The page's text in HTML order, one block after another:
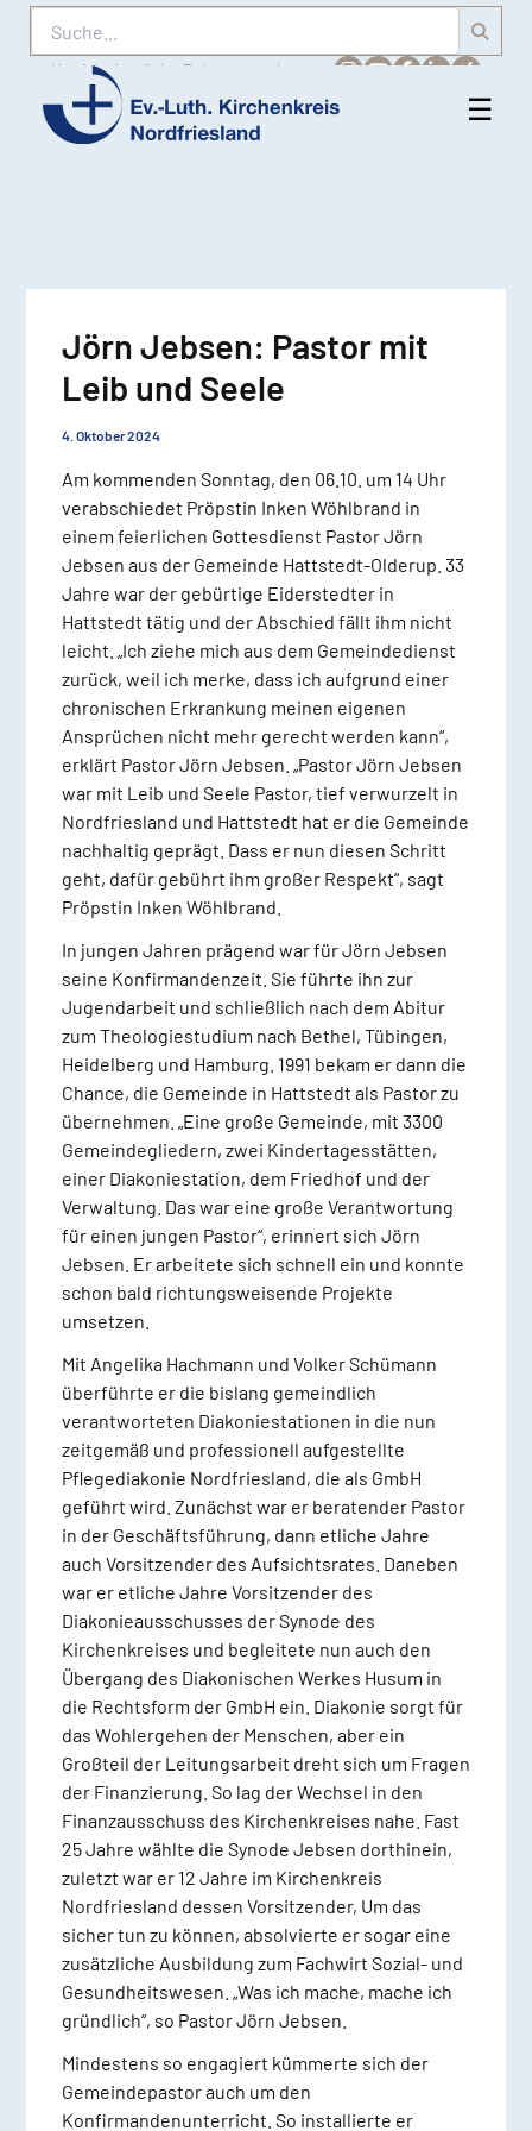
Suche
Karriere Amtliche Bekanntmachungen
Ev.-
☰
Jörn Jebsen: Pastor mit
Leib und Seele
4. Oktober 2024
Am kommenden Sonntag, den 06.10. um 14 Uhr
verabschiedet Pröpstin Inken Wöhlbrand in
einem feierlichen Gottesdienst Pastor Jörn
Jebsen aus der Gemeinde Hattstedt-Olderup. 33
Jahre war der gebürtige Eiderstedter in
Hattstedt tätig und der Abschied fällt ihm nicht
leicht. „Ich ziehe mich aus dem Gemeindedienst
zurück, weil ich merke, dass ich aufgrund einer
chronischen Erkrankung meinen eigenen
Ansprüchen nicht mehr gerecht werden kann“,
erklärt Pastor Jörn Jebsen. „Pastor Jörn Jebsen
war mit Leib und Seele Pastor, tief verwurzelt in
Nordfriesland und Hattstedt hat er die Gemeinde
nachhaltig geprägt. Dass er nun diesen Schritt
geht, dafür gebührt ihm großer Respekt“, sagt
Pröpstin Inken Wöhlbrand.
In jungen Jahren prägend war für Jörn Jebsen
seine Konfirmandenzeit. Sie führte ihn zur
Jugendarbeit und schließlich nach dem Abitur
zum Theologiestudium nach Bethel, Tübingen,
Heidelberg und Hamburg. 1991 bekam er dann die
Chance, die Gemeinde in Hattstedt als Pastor zu
übernehmen. „Eine große Gemeinde, mit 3300
Gemeindegliedern, zwei Kindertagesstätten,
einer Diakoniestation, dem Friedhof und der
Verwaltung. Das war eine große Verantwortung
für einen jungen Pastor“, erinnert sich Jörn
Jebsen. Er arbeitete sich schnell ein und konnte
schon bald richtungsweisende Projekte
umsetzen.
Mit Angelika Hachmann und Volker Schümann
überführte er die bislang gemeindlich
verantworteten Diakoniestationen in die nun
zeitgemäß und professionell aufgestellte
Pflegediakonie Nordfriesland, die als GmbH
geführt wird. Zunächst war er beratender Pastor
in der Geschäftsführung, dann etliche Jahre
auch Vorsitzender des Aufsichtsrates. Daneben
war er etliche Jahre Vorsitzender des
Diakonieausschusses der Synode des
Kirchenkreises und begleitete nun auch den
Übergang des Diakonischen Werkes Husum in
die Rechtsform der GmbH ein. Diakonie sorgt für
das Wohlergehen der Menschen, aber ein
Großteil der Leitungsarbeit dreht sich um Fragen
der Finanzierung. So lag der Wechsel in den
Finanzausschuss des Kirchenkreises nahe. Fast
25 Jahre wählte die Synode Jebsen dorthinein,
zuletzt war er 12 Jahre im Kirchenkreis
Nordfriesland dessen Vorsitzender, Um das
sicher tun zu können, absolvierte er sogar eine
zusätzliche Ausbildung zum Fachwirt Sozial- und
Gesundheitswesen. „Was ich mache, mache ich
gründlich“, so Pastor Jörn Jebsen.
Mindestens so engagiert kümmerte sich der
Gemeindepastor auch um den
Konfirmandenunterricht. So installierte er